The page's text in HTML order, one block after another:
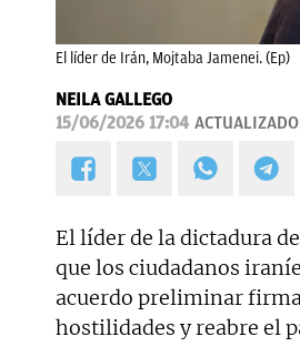
El líder de Irán, Mojtaba Jamenei. (Ep)
NEILA GALLEGO
15/06/2026 17:04
El líder de la dictadura
que los ciudadanos
acuerdo preliminar
hostilidades y reabre el